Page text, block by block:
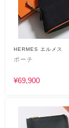
HERMES エルメス
ポーチ
¥69,900